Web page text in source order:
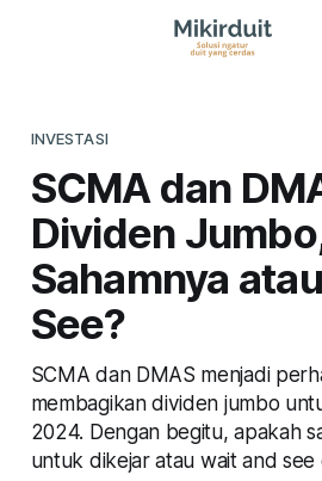
INVESTASI
SCMA dan
Dividen
Sahamnya
See?
SCMA dan DMAS menjadi
membagikan dividen jumbo
2024. Dengan begitu, apakah
untuk dikejar atau wait and see